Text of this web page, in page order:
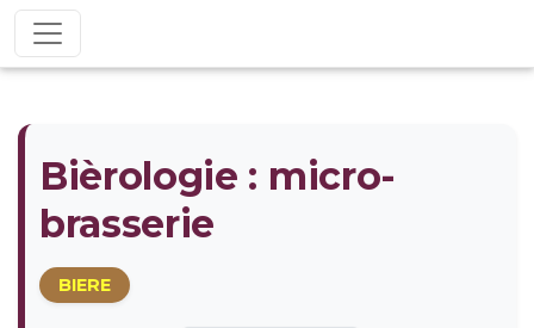
Bièrologie : micro-
brasserie
BIERE